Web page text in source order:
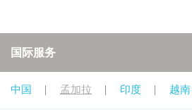
国际服务
中国 孟加拉 印度 越南